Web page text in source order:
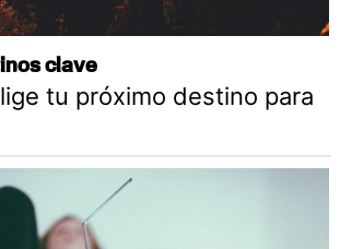
clave
tu próximo destino para